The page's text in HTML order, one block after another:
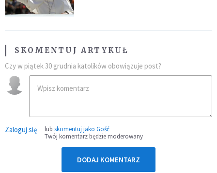
SKOMENTUJ ARTYKUŁ
Czy w piątek 30 grudnia katolików obowiązuje post?
Zaloguj się lub skomentuj jako Gość
Twój komentarz będzie moderowany
DODAJ KOMENTARZ